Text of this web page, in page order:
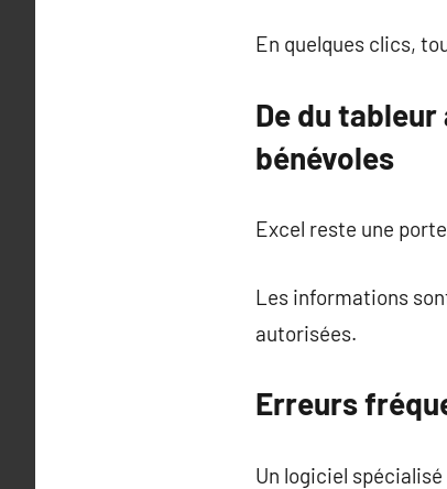
En quelques clics,
De du
bénévoles
Excel reste une
Les informations
autorisées.
Erreurs
Un logiciel